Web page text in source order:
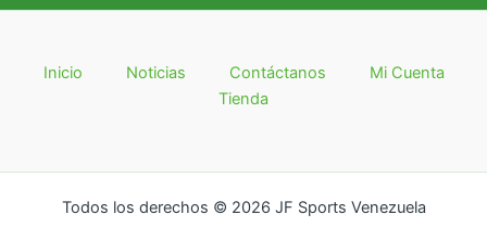
Inicio Noticias Contáctanos
Mi Cuenta
Tienda
Todos los derechos © 2026 JF Sports Venezuela